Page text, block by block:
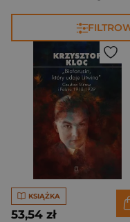
KSIĄŻKA
53,54 zł